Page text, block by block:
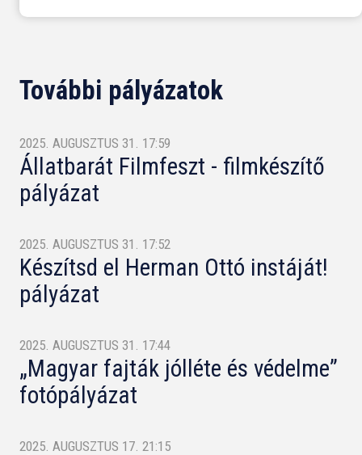
További pályázatok
2025. AUGUSZTUS 31. 17:59
Állatbarát Filmfeszt - filmkészítő
pályázat
2025. AUGUSZTUS 31. 17:52
Készítsd el Herman Ottó instáját!
pályázat
2025. AUGUSZTUS 31. 17:44
„Magyar fajták jólléte és védelme”
fotópályázat
2025. AUGUSZTUS 17. 21:15